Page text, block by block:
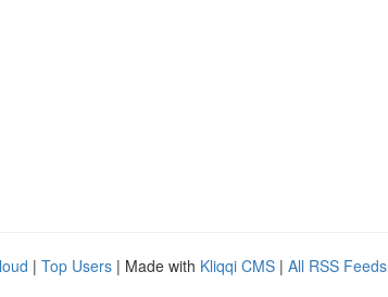
| Top Users | Made with Kliqqi CMS | All RSS Feeds